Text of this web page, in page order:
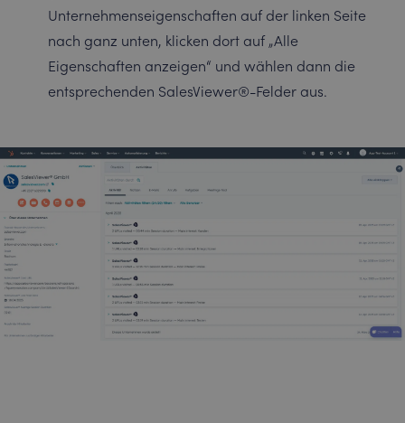
Unternehmenseigenschaften auf der linken Seite
nach ganz unten, klicken dort auf „Alle
Eigenschaften anzeigen“ und wählen dann die
entsprechenden SalesViewer®-Felder aus.